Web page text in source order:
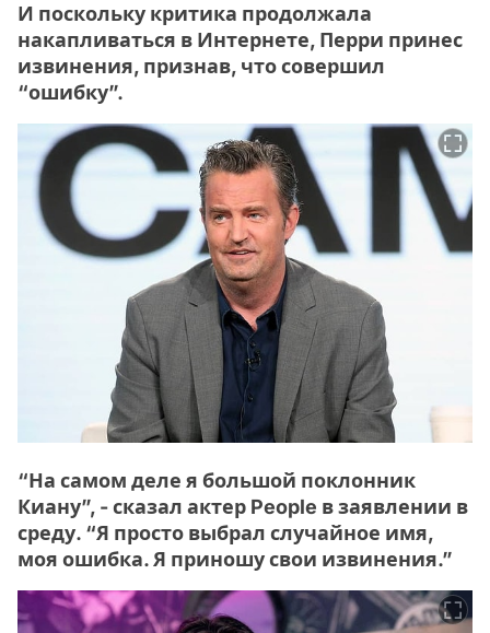
И поскольку критика продолжала
накапливаться в Интернете, Перри принес
извинения, признав, что совершил
“ошибку”.
“На самом деле я большой поклонник
Киану”, - сказал актер People в заявлении в
среду. “Я просто выбрал случайное имя,
моя ошибка. Я приношу свои извинения.”